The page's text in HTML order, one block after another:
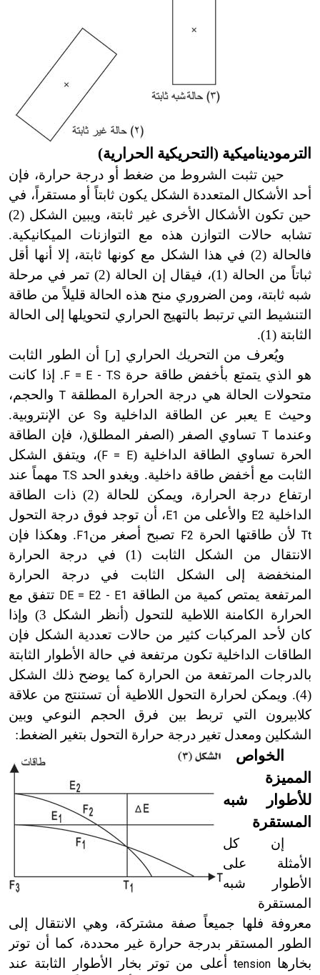
الترموديناميكية (التحريكية الحرارية)
حين تثبت الشروط من ضغط أو درجة حرارة، فإن
أحد الأشكال المتعددة الشكل يكون ثابتاً أو مستقراً، في
حين تكون الأشكال الأخرى غير ثابتة، ويبين الشكل (2)
تشابه حالات التوازن هذه مع التوازنات الميكانيكية.
فالحالة (2) في هذا الشكل مع كونها ثابتة، إلا أنها أقل
ثباتاً من الحالة (1 )
، فيقال إن الحالة (2) تمر في مرحلة
شبه ثابتة، ومن الضروري منح هذه الحالة قليلاً من طاقة
التنشيط التي ترتبط بالتهيج الحراري لتحويلها إلى الحالة
الثابتة (1 )
.
ويُعرف من التحريك الحراري [ر ]
أن الطور الثابت
هو الذي يتمتع بأخفض طاقة حرة F = E - T.S . إذا كانت
متحولات الحالة هي درجة الحرارة المطلقةT والحجم،
وحيث E يعبر عن الطاقة الداخلية وS عن الإنتروبية.
وعندماT تساوي الصفر (الصفر المطلق(، فإن الطاقة
الحرة تساوي الطاقة الداخلية (F = E
)، ويتفق الشكل
الثابت مع أخفض طاقة داخلية. ويغدو الحد T.S مهماً عند
ارتفاع درجة الحرارة، ويمكن للحالة (2) ذات الطاقة
الداخلية E2 والأعلى من E1 ، أن توجد فوق درجة التحول
Ttلأن طاقتها الحرة F2 تصبح أصغر من F1 . وهكذا فإن
الانتقال من الشكل الثابت (1) في درجة الحرارة
المنخفضة إلى الشكل الثابت في درجة الحرارة
المرتفعة يمتص كمية من الطاقة DE = E2 - E1 تتفق مع
الحرارة الكامنة اللاطية للتحول (أنظر الشكل 3) وإذا
كان لأحد المركبات كثير من حالات تعددية الشكل فإن
الطاقات الداخلية تكون مرتفعة في حالة الأطوار الثابتة
بالدرجات المرتفعة من الحرارة كما يوضح ذلك الشكل
(4
). ويمكن لحرارة التحول اللاطية أن تستنتج من علاقة
كلابيرون التي تربط بين فرق الحجم النوعي وبين
الشكلين ومعدل تغير درجة حرارة التحول بتغير الضغط:
الخواص
المميزة
للأطوار شبه
المستقرة
إن كل
الأمثلة على
الأطوار شبه
المستقرة
معروفة فلها جميعاً صفة مشتركة، وهي الانتقال إلى
الطور المستقر بدرجة حرارة غير محددة، كما أن توتر
بخارهاtension أعلى من توتر بخار الأطوار الثابتة عند